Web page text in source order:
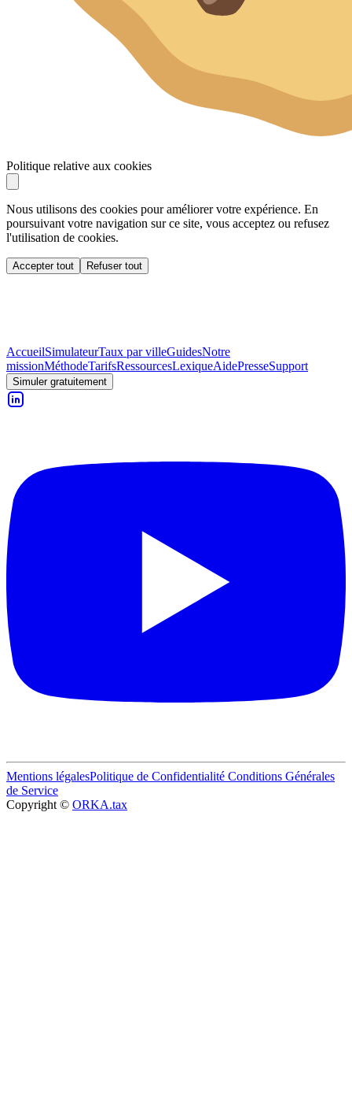
Politique relative aux cookies
Nous utilisons des cookies pour améliorer votre expérience. En
poursuivant votre navigation sur ce site, vous acceptez ou refusez
l'utilisation de cookies.
Accepter tout Refuser tout
AccueilSimulateurTaux par villeGuidesNotre
missionMéthodeTarifsRessourcesLexiqueAidePresseSupport
Simuler gratuitement
Mentions légalesPolitique de Confidentialité Conditions Générales
de Service
Copyright © ORKA.tax